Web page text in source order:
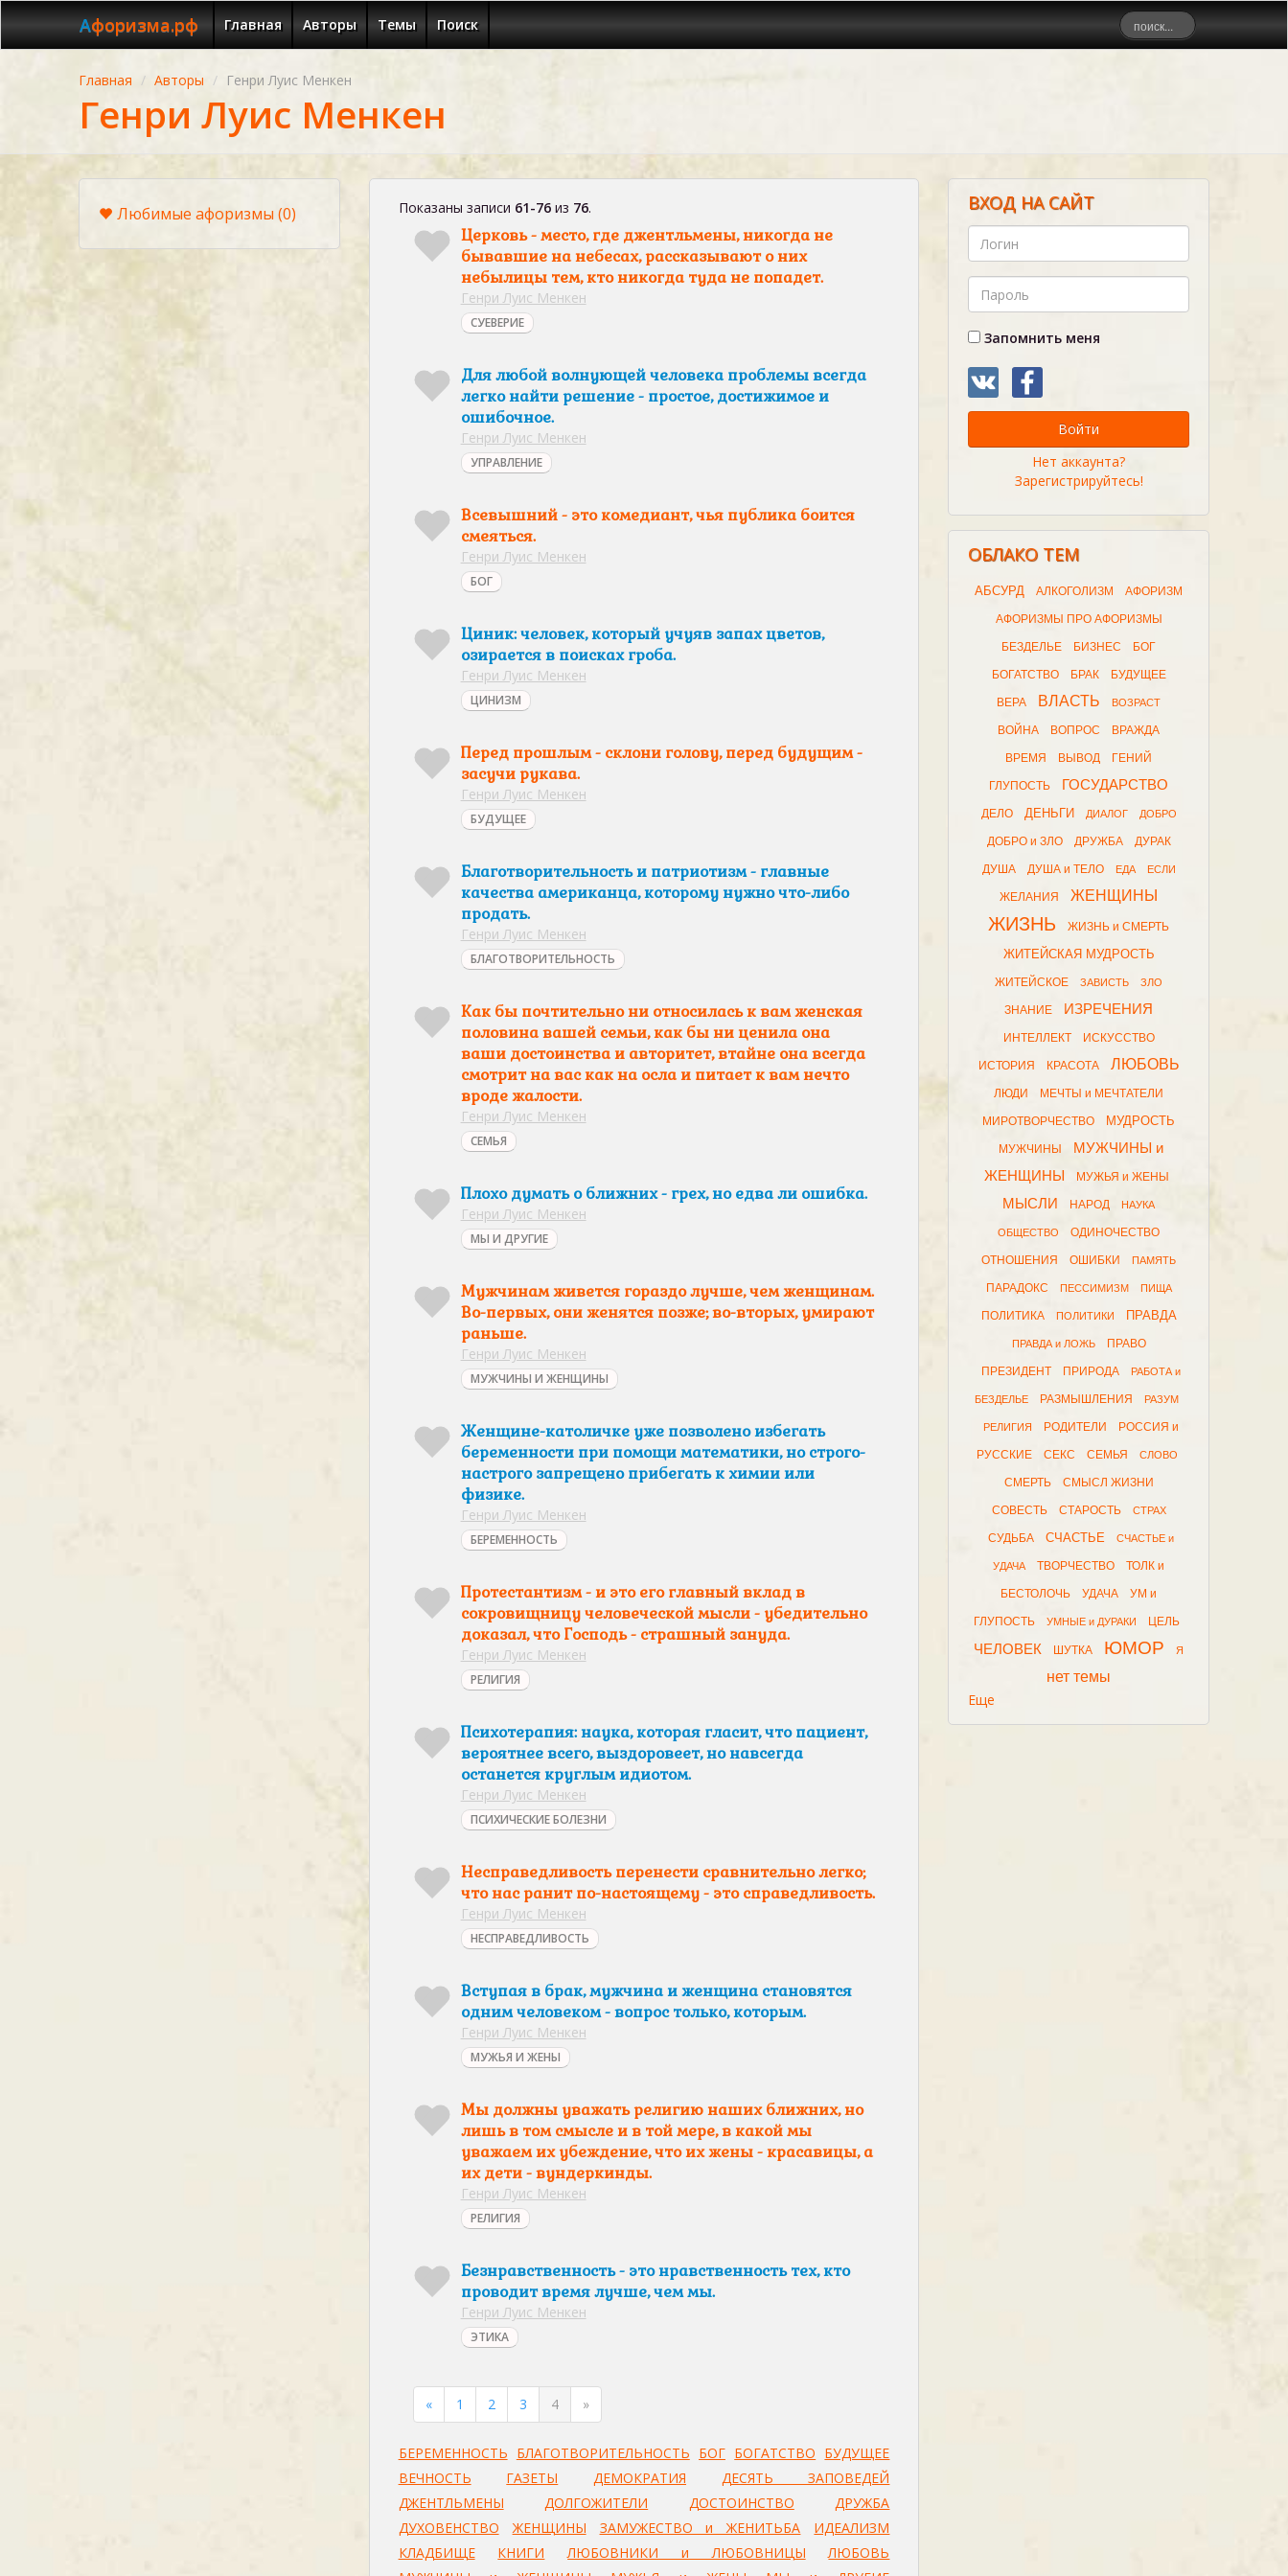
Афоризма.рф Главная Авторы Темы Поиск
Главная Авторы Генри Луис Менкен
Генри Луис Менкен
Любимые афоризмы(0) Показаны записи 61-76из 76.
Церковь - место, где джентльмены, никогда не
бывавшие на небесах, рассказывают о них
небылицы тем, кто никогда туда не попадет.
Генри Луис Менкен
СУЕВЕРИЕ
Для любой волнующей человека проблемы всегда
легко найти решение - простое, достижимое и
ошибочное.
Генри Луис Менкен
УПРАВЛЕНИЕ
Всевышний - это комедиант, чья публика боится
смеяться.
Генри Луис Менкен
БОГ
Циник: человек, который учуяв запах цветов,
озирается в поисках гроба.
Генри Луис Менкен
ЦИНИЗМ
Перед прошлым - склони голову, перед будущим -
засучи рукава.
Генри Луис Менкен
БУДУЩЕЕ
Благотворительность и патриотизм - главные
качества американца, которому нужно что-либо
продать.
Генри Луис Менкен
БЛАГОТВОРИТЕЛЬНОСТЬ
Как бы почтительно ни относилась к вам женская
половина вашей семьи, как бы ни ценила она
ваши достоинства и авторитет, втайне она всегда
смотрит на вас как на осла и питает к вам нечто
вроде жалости.
Генри Луис Менкен
СЕМЬЯ
Плохо думать о ближних - грех, но едва ли ошибка.
Генри Луис Менкен
МЫ И ДРУГИЕ
Мужчинам живется гораздо лучше, чем женщинам.
Во-первых, они женятся позже; во-вторых, умирают
раньше.
Генри Луис Менкен
МУЖЧИНЫ И ЖЕНЩИНЫ
Женщине-католичке уже позволено избегать
беременности при помощи математики, но строго-
настрого запрещено прибегать к химии или
физике.
Генри Луис Менкен
БЕРЕМЕННОСТЬ
Протестантизм - и это его главный вклад в
сокровищницу человеческой мысли - убедительно
доказал, что Господь - страшный зануда.
Генри Луис Менкен
РЕЛИГИЯ
Психотерапия: наука, которая гласит, что пациент,
вероятнее всего, выздоровеет, но навсегда
останется круглым идиотом.
Генри Луис Менкен
ПСИХИЧЕСКИЕ БОЛЕЗНИ
Несправедливость перенести сравнительно легко;
что нас ранит по-настоящему - это справедливость.
Генри Луис Менкен
НЕСПРАВЕДЛИВОСТЬ
Вступая в брак, мужчина и женщина становятся
одним человеком - вопрос только, которым.
Генри Луис Менкен
МУЖЬЯ И ЖЕНЫ
Мы должны уважать религию наших ближних, но
лишь в том смысле и в той мере, в какой мы
уважаем их убеждение, что их жены - красавицы, а
их дети - вундеркинды.
Генри Луис Менкен
РЕЛИГИЯ
Безнравственность - это нравственность тех, кто
проводит время лучше, чем мы.
Генри Луис Менкен
ЭТИКА
« 1 2 3 4 »
БЕРЕМЕННОСТЬ БЛАГОТВОРИТЕЛЬНОСТЬ БОГ БОГАТСТВО БУДУЩЕЕ
ВЕЧНОСТЬ
ГАЗЕТЫ ДЕМОКРАТИЯ
ДЕСЯТЬ ЗАПОВЕДЕЙ
ДЖЕНТЛЬМЕНЫ
ДОЛГОЖИТЕЛИ ДОСТОИНСТВО
ДРУЖБА
ДУХОВЕНСТВО
ЖЕНЩИНЫ ЗАМУЖЕСТВО и ЖЕНИТЬБА
ИДЕАЛИЗМ
КЛАДБИЩЕ
КНИГИ ЛЮБОВНИКИ и ЛЮБОВНИЦЫ
ЛЮБОВЬ
ВХОД НА САЙТ
Запомнить меня
Войти
Нет аккаунта?
Зарегистрируйтесь!
ОБЛАКО ТЕМ
АБСУРД АЛКОГОЛИЗМ АФОРИЗМ
АФОРИЗМЫ ПРО АФОРИЗМЫ
БЕЗДЕЛЬЕ БИЗНЕС БОГ
БОГАТСТВО БРАК БУДУЩЕЕ
ВЕРА ВЛАСТЬ ВОЗРАСТ
ВОЙНА ВОПРОС ВРАЖДА
ВРЕМЯ ВЫВОД ГЕНИЙ
ГЛУПОСТЬ ГОСУДАРСТВО
ДЕЛО ДЕНЬГИ ДИАЛОГ ДОБРО
ДОБРО и ЗЛО ДРУЖБА ДУРАК
ДУША ДУША и ТЕЛО ЕДА ЕСЛИ
ЖЕЛАНИЯ ЖЕНЩИНЫ
ЖИЗНЬ ЖИЗНЬ и СМЕРТЬ
ЖИТЕЙСКАЯ МУДРОСТЬ
ЖИТЕЙСКОЕ ЗАВИСТЬ ЗЛО
ЗНАНИЕ ИЗРЕЧЕНИЯ
ИНТЕЛЛЕКТ ИСКУССТВО
ИСТОРИЯ КРАСОТА ЛЮБОВЬ
ЛЮДИ МЕЧТЫ и МЕЧТАТЕЛИ
МИРОТВОРЧЕСТВО МУДРОСТЬ
МУЖЧИНЫ
МУЖЧИНЫ и
ЖЕНЩИНЫ
МУЖЬЯ и ЖЕНЫ
МЫСЛИ НАРОД НАУКА
ОБЩЕСТВО ОДИНОЧЕСТВО
ОТНОШЕНИЯ ОШИБКИ ПАМЯТЬ
ПАРАДОКС ПЕССИМИЗМ ПИЩА
ПОЛИТИКА ПОЛИТИКИ ПРАВДА
ПРАВДА и ЛОЖЬ ПРАВО
ПРЕЗИДЕНТ ПРИРОДА РАБОТА и
БЕЗДЕЛЬЕ РАЗМЫШЛЕНИЯ РАЗУМ
РЕЛИГИЯ РОДИТЕЛИ РОССИЯ и
РУССКИЕ СЕКС СЕМЬЯ СЛОВО
СМЕРТЬ СМЫСЛ ЖИЗНИ
СОВЕСТЬ СТАРОСТЬ СТРАХ
СУДЬБА СЧАСТЬЕ СЧАСТЬЕ и
УДАЧА ТВОРЧЕСТВО ТОЛК и
БЕСТОЛОЧЬ УДАЧА УМ и
ГЛУПОСТЬ УМНЫЕ и ДУРАКИ ЦЕЛЬ
ЧЕЛОВЕК ШУТКА ЮМОР Я
нет темы
Еще